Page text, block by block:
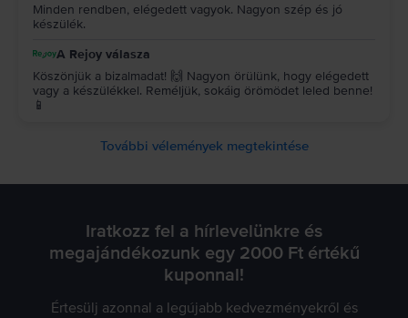
Minden rendben, elégedett vagyok. Nagyon szép és jó
készülék.
A Rejoy válasza
Köszönjük a bizalmadat! 🙌 Nagyon örülünk, hogy elégedett
vagy a készülékkel. Reméljük, sokáig örömödet leled benne!
📱
További vélemények megtekintése
Iratkozz fel a hírlevelünkre és
megajándékozunk egy 2000 Ft értékű
kuponnal!
Értesülj azonnal a legújabb kedvezményekről és